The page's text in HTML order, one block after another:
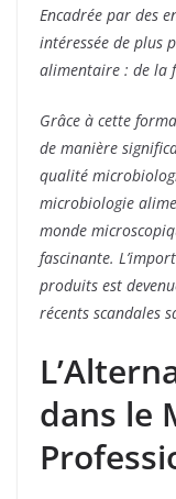
Encadrée par des
intéressée de plus
alimentaire : de la
Grâce à cette
de manière
qualité
microbiologie
monde
fascinante.
produits est
récents scandales
dans le